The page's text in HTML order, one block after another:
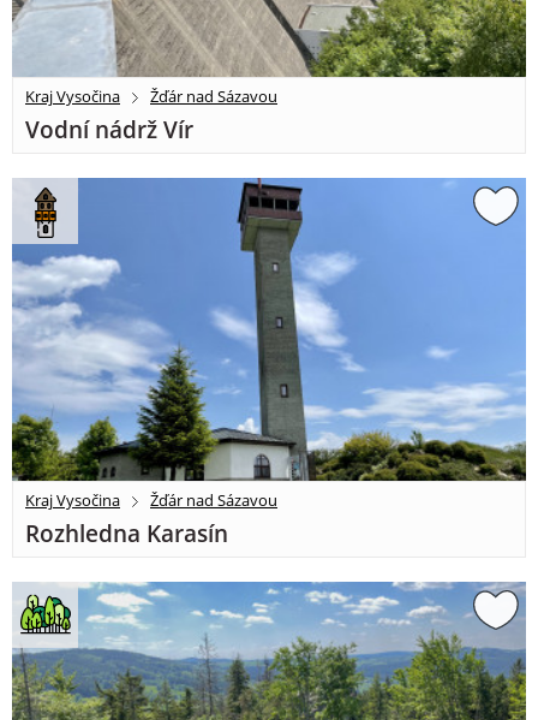
Kraj Vysočina Žďár nad Sázavou
Vodní nádrž Vír
Kraj Vysočina Žďár nad Sázavou
Rozhledna Karasín